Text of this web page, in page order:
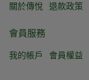
關於傳悅 退款政策
會員服務
我的帳戶 會員權益